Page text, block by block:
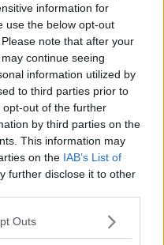
information for
use the below opt-out
note that after your
continue seeing
information utilized by
to third parties prior to
out of the further
by third parties on the
This information may
on the IAB’s List of
further disclose it to other
Outs
posto nel mondo e al
elaboratedall'Arwu di
dal National University
tra le migliori 500,
istituzioni.
300 posizioni mondiali in
in cui è al 111esimo nel
clinica e l'Ingegneria,
L'Ateneo è infine